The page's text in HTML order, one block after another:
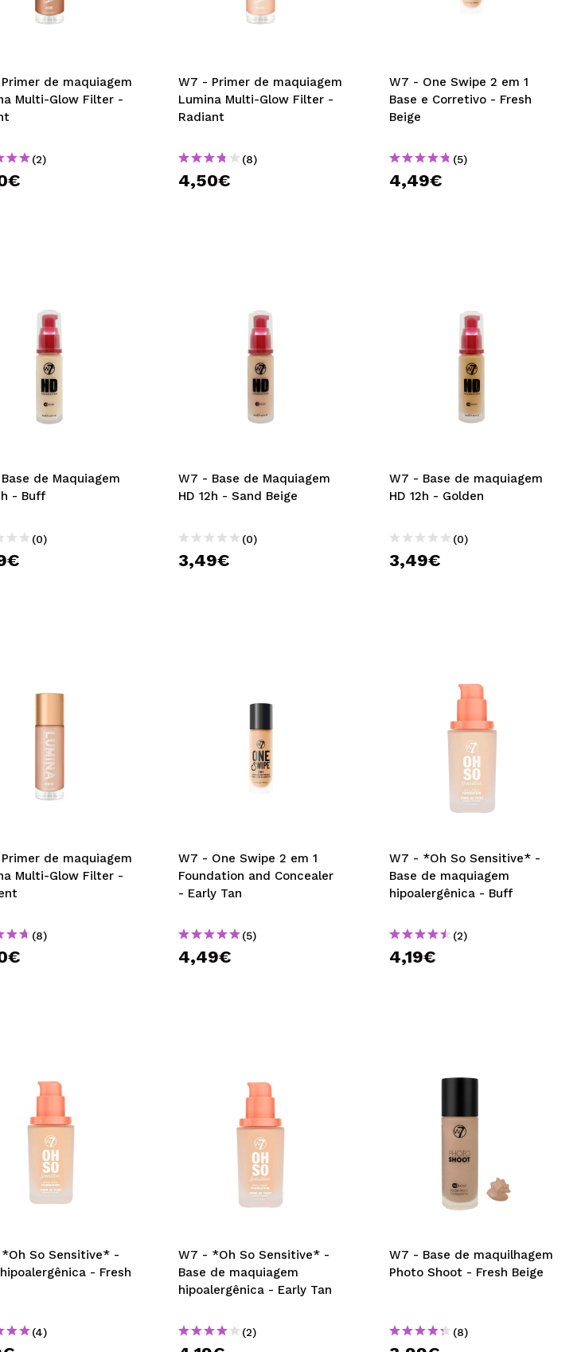
de maquiagem
Multi-Glow Filter -
(2)
W7 - Primer de maquiagem
Lumina Multi-Glow Filter -
Radiant
(8)
4,50€
W7 - One Swipe 2 em 1
Base e Corretivo - Fresh
Beige
(5)
4,49€
de Maquiagem
- Buff
(0)
W7 - Base de Maquiagem
HD 12h - Sand Beige
(0)
3,49€
W7 - Base de maquiagem
HD 12h - Golden
(0)
3,49€
de maquiagem
Multi-Glow Filter -
(8)
W7 - One Swipe 2 em 1
Foundation and Concealer
- Early Tan
(5)
4,49€
W7 - *Oh So Sensitive* -
Base de maquiagem
hipoalergênica - Buff
(2)
4,19€
So Sensitive* -
- Fresh
(4)
W7 - *Oh So Sensitive* -
Base de maquiagem
hipoalergênica - Early Tan
(2)
W7 - Base de maquilhagem
Photo Shoot - Fresh Beige
(8)